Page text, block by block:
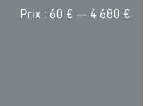
Prix :60 € — 4 680 €